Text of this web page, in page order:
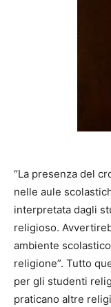
“La presenza del
nelle aule
interpretata dagli
religioso.
ambiente
religione”. Tutto
per gli studenti
praticano altre